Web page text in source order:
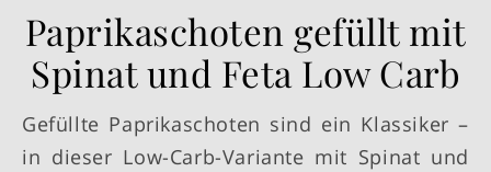
Paprikaschoten gefüllt mit
Spinat und Feta Low Carb
Gefüllte Paprikaschoten sind ein Klassiker –
in dieser Low-Carb-Variante mit Spinat und